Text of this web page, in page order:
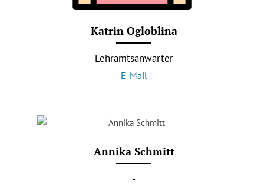
Katrin Ogloblina
Lehramtsanwärter
E-Mail
Annika Schmitt
-